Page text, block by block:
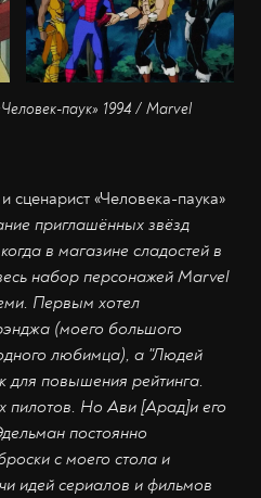
паук» 1994 / Marvel
«Человека-паука»
приглашённых звёзд
в магазине сладостей в
набор персонажей Marvel
Первым хотел
(моего большого
любимца), а "Людей
для повышения рейтинга.
Но Ави [Арад]и его
постоянно
с моего стола и
идей сериалов и фильмов